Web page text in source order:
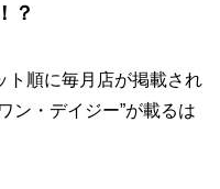
？
ト順に毎月店が掲載され
ン・デイジー”が載るは